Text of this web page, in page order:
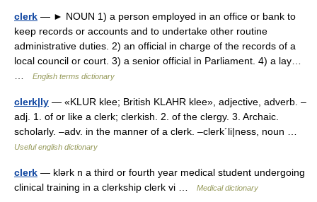
clerk — ► NOUN 1) a person employed in an office or bank to
keep records or accounts and to undertake other routine
administrative duties. 2) an official in charge of the records of a
local council or court. 3) a senior official in Parliament. 4) a lay…
English terms dictionary
clerk|ly — «KLUR klee; British KLAHR klee», adjective, adverb. –
adj. 1. of or like a clerk; clerkish. 2. of the clergy. 3. Archaic.
scholarly. –adv. in the manner of a clerk. –clerk´li|ness, noun …
Useful english dictionary
clerk — klərk n a third or fourth year medical student undergoing
clinical training in a clerkship clerk vi …
Medical dictionary